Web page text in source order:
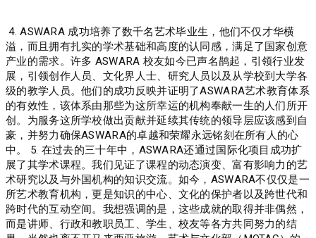
‎ 4. ASWARA 成功培养了数千名艺术毕业生，他们不仅才华横
溢，而且拥有扎实的学术基础和高度的认同感，满足了国家创意
产业的需求。许多 ASWARA 校友如今已声名鹊起，引领行业发
展，引领创作人员、文化界人士、研究人员以及从学校到大学各
级的教学人员。他们的成功反映并证明了ASWARA艺术教育体系
的有效性，该体系由那些为这所幸运的机构奉献一生的人们所开
创。为服务这所学校做出贡献并延续其传统的领导层应该感到自
豪，并努力确保ASWARA的卓越和荣耀永远铭刻在所有人的心
中。 5. 在过去的三十年中，ASWARA还通过国际化项目成功扩
展了其学术课程。我们见证了课程的动态演变、富有影响力的艺
术研究以及与外国机构的知识交流。如今，ASWARA不仅仅是一
所艺术教育机构，更是知识的中心、文化的保护者以及跨世代和
跨时代的互动空间。我想强调的是，这些成就的取得并非偶然，
而是讲师、行政和教职员工、学生、校友等各方共同努力的结